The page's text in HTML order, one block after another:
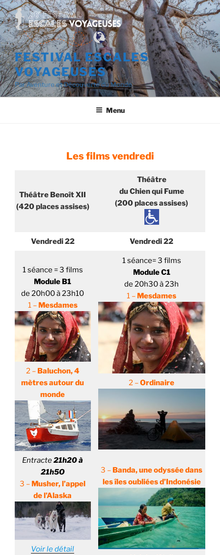
Aller
au
contenu
principal
FESTIVAL ESCALES
VOYAGEUSES
Par Aventure et Découverte du Monde
Menu
Les films vendredi
Théâtre Benoît XII
(420 places assises)
Théâtre
du Chien qui Fume
(200 places assises)
Vendredi 22 Vendredi 22
1 séance = 3 films
Module B1
de 20h00 à 23h10
1 – Mesdames
2 – Baluchon, 4
mètres autour du
monde
Entracte21h20 à
21h5O
3 – Musher, l’appel
de l’Alaska
Voir le détail
1 séance= 3 films
Module C1
de 20h30 à 23h
1 – Mesdames
2 –Ordinaire
3 – Banda, une odyssée dans
les îles oubliées d’Indonésie